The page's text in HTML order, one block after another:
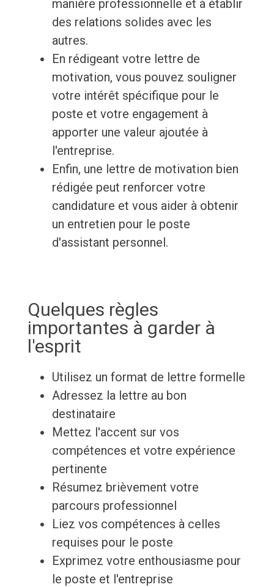
manière professionnelle et à établir
des relations solides avec les
autres.
En rédigeant votre lettre de
motivation, vous pouvez souligner
votre intérêt spécifique pour le
poste et votre engagement à
apporter une valeur ajoutée à
l'entreprise.
Enfin, une lettre de motivation bien
rédigée peut renforcer votre
candidature et vous aider à obtenir
un entretien pour le poste
d'assistant personnel.
Quelques règles
importantes à garder à
l'esprit
Utilisez un format de lettre formelle
Adressez la lettre au bon
destinataire
Mettez l'accent sur vos
compétences et votre expérience
pertinente
Résumez brièvement votre
parcours professionnel
Liez vos compétences à celles
requises pour le poste
Exprimez votre enthousiasme pour
le poste et l'entreprise